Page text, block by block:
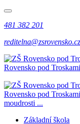
481 382 201
reditelna@zsrovensko.cz
Rovensko pod Troskami
Rovensko pod Troskami
moudrosti ...
Základní škola